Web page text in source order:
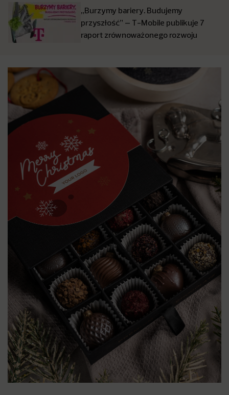
„Burzymy bariery. Budujemy
przyszłość” – T-Mobile publikuje 7
raport zrównoważonego rozwoju